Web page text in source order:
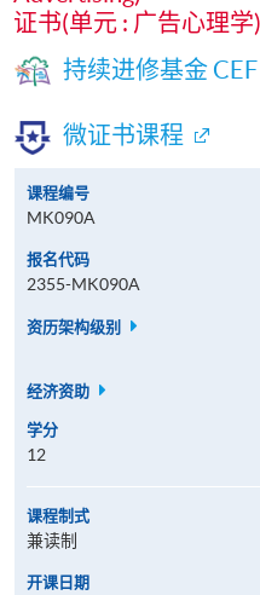
证书(单元 : 广告心理学)
持续进修基金
微证书课程
课程编号
MK090A
报名代码
2355-MK090A
资历架构级别
经济资助
学分
12
课程制式
兼读制
开课日期